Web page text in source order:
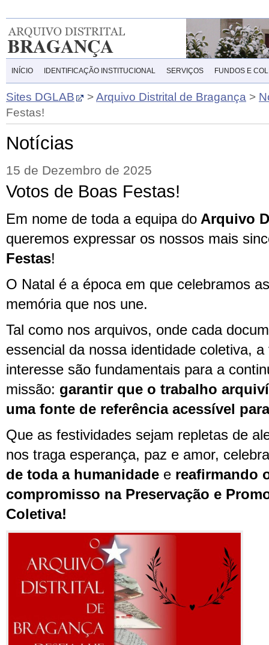
INÍCIO IDENTIFICAÇÃO INSTITUCIONAL SERVIÇOS FUNDOS E
Sites DGLAB >Arquivo Distrital de Bragança >
Festas!
Notícias
15 de Dezembro de 2025
Votos de Boas Festas!
Em nome de toda a equipa do Arquivo
queremos expressar os nossos mais
Festas!
O Natal é a época em que celebramos
memória que nos une.
Tal como nos arquivos, onde cada
essencial da nossa identidade coletiva,
interesse são fundamentais para a
missão: garantir que o trabalho
uma fonte de referência acessível
Que as festividades sejam repletas de
nos traga esperança, paz e amor,
de toda a humanidade e reafirmando
compromisso na Preservação e
Coletiva!